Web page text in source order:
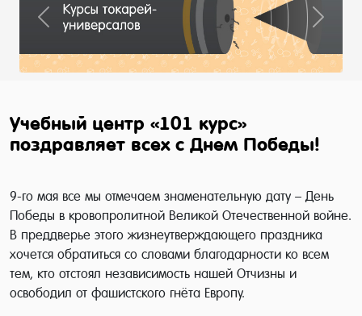
Previous Next
Учебный центр «101 курс»
поздравляет всех с Днем Победы!
9-го мая все мы отмечаем знаменательную дату – День
Победы в кровопролитной Великой Отечественной войне.
В преддверье этого жизнеутверждающего праздника
хочется обратиться со словами благодарности ко всем
тем, кто отстоял независимость нашей Отчизны и
освободил от фашистского гнёта Европу.